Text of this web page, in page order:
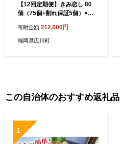
【12回定期便】きみ恋し 80
個（75個+割れ保証5個）×12
養鶏場 [AFAJ014]
寄附金額 212,000円
福岡県広川町
この自治体のおすすめ返礼品
1